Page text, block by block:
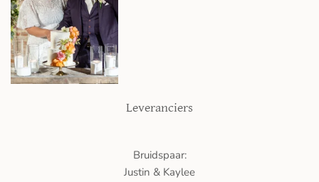
Leveranciers
Bruidspaar:
Justin & Kaylee